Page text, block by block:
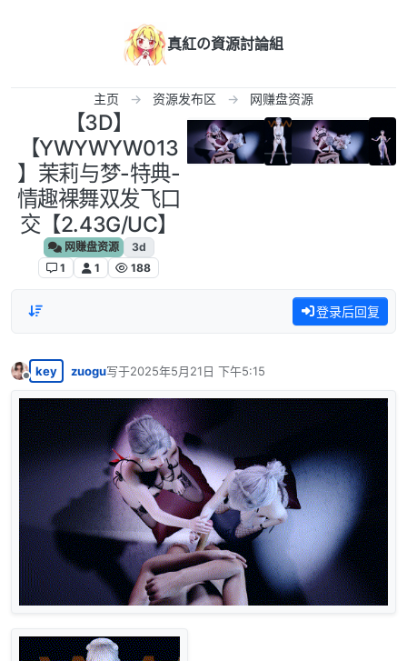
真紅の資源討論組
主页 资源发布区 网赚盘资源
【3D】
【YWYWYW013
】茉莉与梦-特典-
情趣裸舞双发飞口
交【2.43G/UC】
网赚盘资源
3d
1
1 188
登录后回复
离线
key zuogu写于2025年5月21日 下午5:15
最后由 编辑